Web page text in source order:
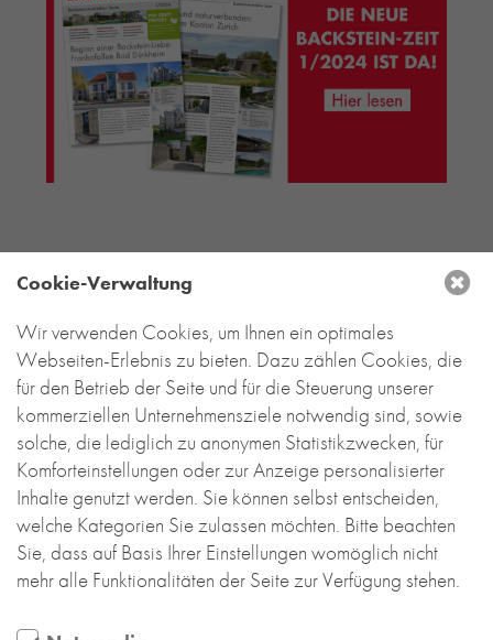
PRODUKTE
▼
RIEMCHENKOLLEKTIONEN TONWERK
ALLGEMEINE RIEMCHENKOLLEKTIONEN
PETERSEN TEGL
RECYCLING-ZIEGEL
RE-USE-ZIEGEL
PRIVATKUNDEN
ÜBER UNS
BLOG
DEUTSCHLAND
Backstein-Kontor
Handel- und Service mit Tonbaustoffen
GmbH
Leyendeckerstraße 4 | 50825 Köln
T+49 221 888 785-0
info@backstein-kontor.de
Öffnungszeiten Showroom:
Mo – Do 8 – 17 Uhr
Cookie-Verwaltung
Wir verwenden Cookies, um Ihnen ein optimales
Webseiten-Erlebnis zu bieten. Dazu zählen Cookies, die
für den Betrieb der Seite und für die Steuerung unserer
kommerziellen Unternehmensziele notwendig sind, sowie
solche, die lediglich zu anonymen Statistikzwecken, für
Komforteinstellungen oder zur Anzeige personalisierter
Inhalte genutzt werden. Sie können selbst entscheiden,
welche Kategorien Sie zulassen möchten. Bitte beachten
Sie, dass auf Basis Ihrer Einstellungen womöglich nicht
mehr alle Funktionalitäten der Seite zur Verfügung stehen.